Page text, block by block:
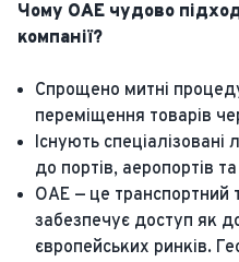
Чому ОАЕ чудово
компанії?
Спрощено митні
переміщення товарів
Існують спеціалізовані
до портів, аеропортів
ОАЕ — це транспортний
забезпечує доступ як
європейських ринків.